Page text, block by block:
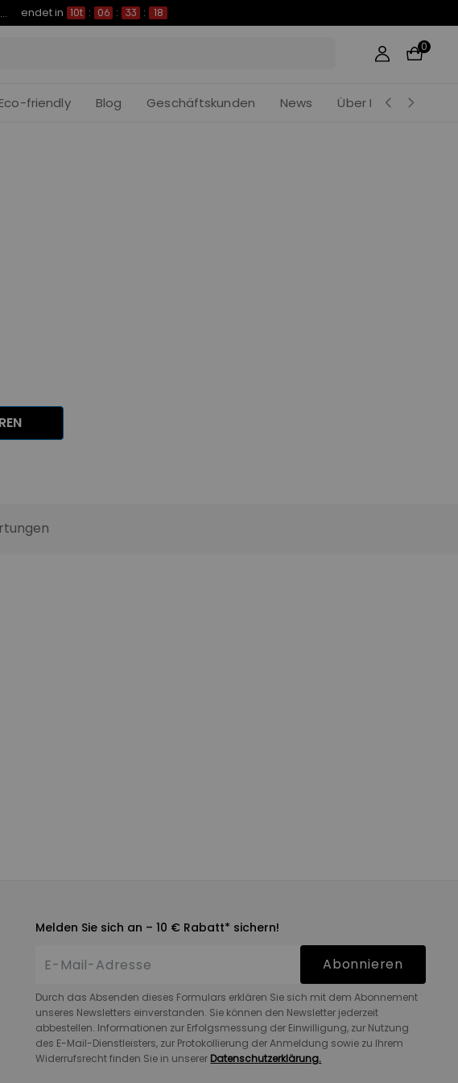
Je früher Sie kaufen, desto mehr sparen Sie | E7 Plus – 190 € Rabatt endet in 10t : 06 : 33 : 18
0
Eco-friendly Blog Geschäftskunden News Über Khedira
Melden Sie sich an – 10 € Rabatt* sichern!
Abonnieren
Durch das Absenden dieses Formulars erklären Sie sich mit dem Abonnement
unseres Newsletters einverstanden. Sie können den Newsletter jederzeit
abbestellen. Informationen zur Erfolgsmessung der Einwilligung, zur Nutzung
des E-Mail-Dienstleisters, zur Protokollierung der Anmeldung sowie zu Ihrem
Widerrufsrecht finden Sie in unserer Datenschutzerklärung.